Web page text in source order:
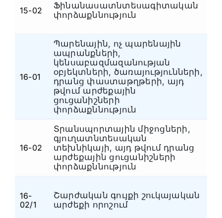
15-02
Ֆինանասատնտեսագիտական
փորձաքննություն
16-01
Պարենային, ոչ պարենային
ապրանքների,
կենսաբազմազանության
օբյեկտների, ծառայությունների,
դրանց փաստաթղթերի, այդ
թվում արժեքային
ցուցանիշների
փորձաքննություն
16-02
Տրանսպորտային միջոցների,
գյուղատնտեսական
տեխնիկայի, այդ թվում դրանց
արժեքային ցուցանիշների
փորձաքննություն
16-
02/1
Շարժական գույքի շուկայական
արժեքի որոշում